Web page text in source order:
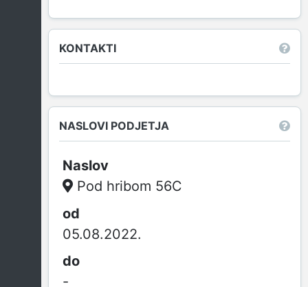
KONTAKTI
NASLOVI PODJETJA
Pod hribom 56C
05.08.2022.
-